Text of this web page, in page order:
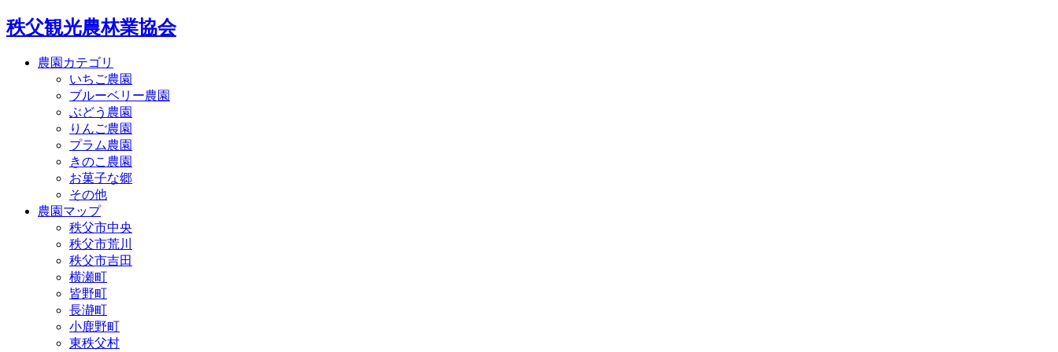
秩父観光農林業協会
農園カテゴリ
いちご農園
ブルーベリー農園
ぶどう農園
りんご農園
プラム農園
きのこ農園
お菓子な郷
その他
農園マップ
秩父市中央
秩父市荒川
秩父市吉田
横瀬町
皆野町
長瀞町
小鹿野町
東秩父村